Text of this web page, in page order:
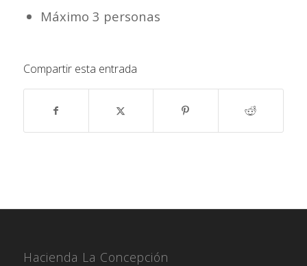
Máximo 3 personas
Compartir esta entrada
Hacienda La Concepción